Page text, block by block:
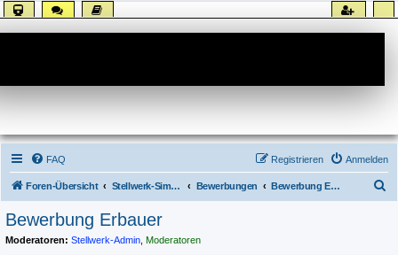
FAQ Anmelden
Registrieren
Foren-Übersicht Stellwerk-Sim allgemein Bewerbungen Bewerbung Erbauer
Bewerbung Erbauer
Moderatoren: Stellwerk-Admin Moderatoren